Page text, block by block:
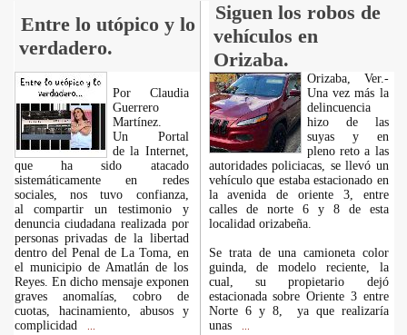
Entre lo utópico y lo
verdadero.
Siguen los robos de
vehículos en
Orizaba.
Por Claudia
Guerrero
Martínez.
​Un Portal
de la Internet,
que ha sido atacado
sistemáticamente en redes
sociales, nos tuvo confianza,
al compartir un testimonio y
denuncia ciudadana realizada por
personas privadas de la libertad
dentro del Penal de La Toma, en
el municipio de Amatlán de los
Reyes. En dicho mensaje exponen
graves anomalías, cobro de
cuotas, hacinamiento, abusos y
complicidad
Orizaba, Ver.-
Una vez más la
delincuencia
hizo de las
suyas y en
pleno reto a las
autoridades policiacas, se llevó un
vehículo que estaba estacionado en
la avenida de oriente 3, entre
calles de norte 6 y 8 de esta
localidad orizabeña.
Se trata de una camioneta color
guinda, de modelo reciente, la
cual, su propietario dejó
estacionada sobre Oriente 3 entre
Norte 6 y 8, ya que realizaría
unas